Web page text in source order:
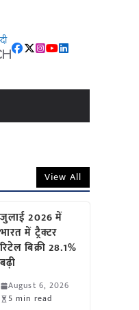
View All
जुलाई 2026 में
भारत में ट्रैक्टर
रिटेल बिक्री 28.1%
बढ़ी
August 6, 2026
5 min read